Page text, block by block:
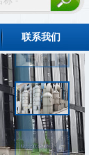
联系我们